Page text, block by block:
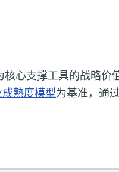
核心支撑工具的战略
熟度模型为基准，通